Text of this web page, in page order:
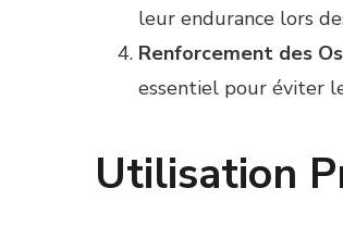
leur endurance lors
Renforcement des
essentiel pour éviter
Utilisation